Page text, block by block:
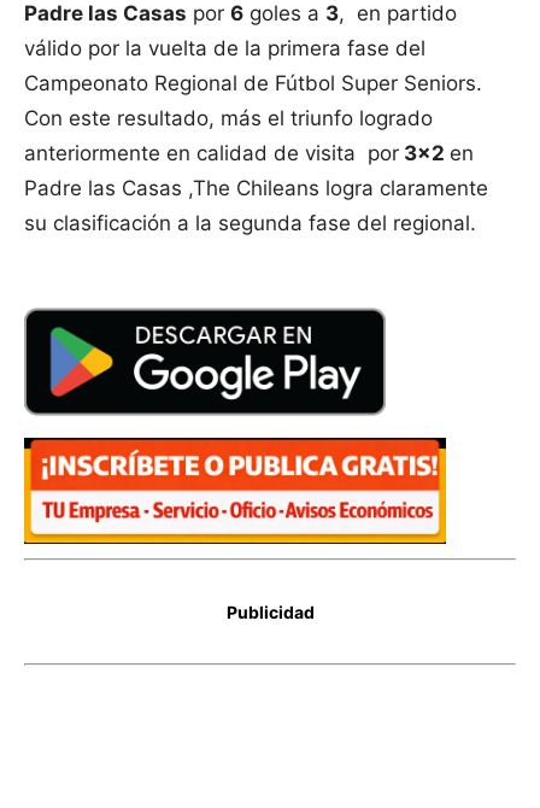
Padre las Casas por 6 goles a 3, en partido
válido por la vuelta de la primera fase del
Campeonato Regional de Fútbol Super Seniors.
Con este resultado, más el triunfo logrado
anteriormente en calidad de visita por 3×2 en
Padre las Casas ,The Chileans logra claramente
su clasificación a la segunda fase del regional.
Publicidad